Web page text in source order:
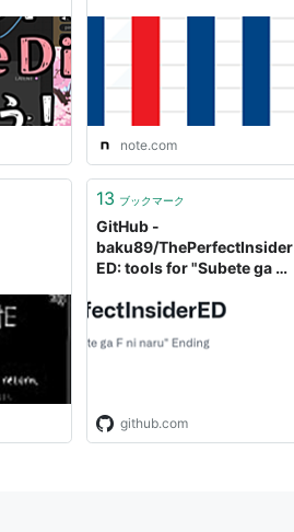
note.com
13 ブックマーク
GitHub -
baku89/ThePerfectInsider
ED: tools for "Subete ga F
github.com